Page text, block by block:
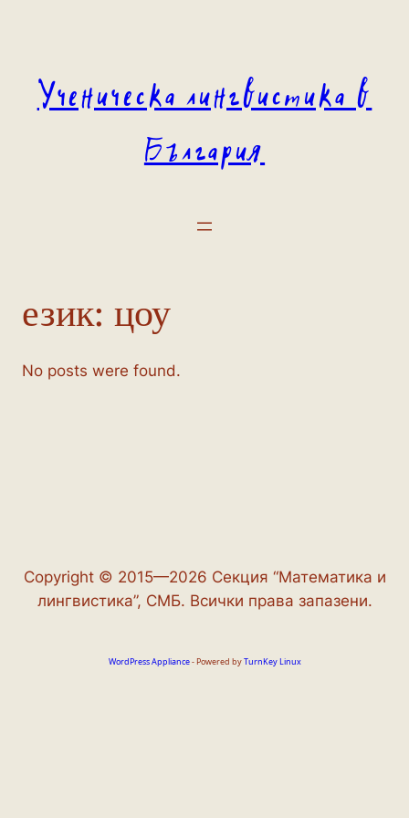
Ученическа лингвистика в
България
език: цоу
No posts were found.
Copyright © 2015—2026 Секция “Математика и
лингвистика”, СМБ. Всички права запазени.
WordPress Appliance- Powered byTurnKey Linux